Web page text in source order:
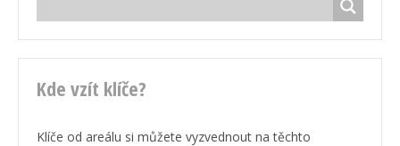
Kde vzít klíče?
Klíče od areálu si můžete vyzvednout na těchto